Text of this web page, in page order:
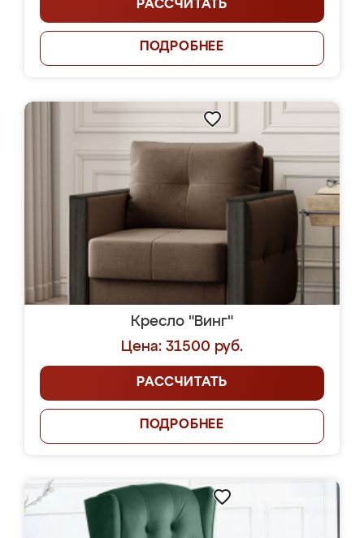
РАССЧИТАТЬ
ПОДРОБНЕЕ
Кресло "Винг"
Цена: 31500 руб.
РАССЧИТАТЬ
ПОДРОБНЕЕ